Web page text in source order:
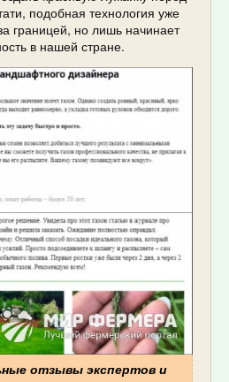
подобная технология уже
границей, но лишь начинает
в нашей стране.
отзывы экспертов и